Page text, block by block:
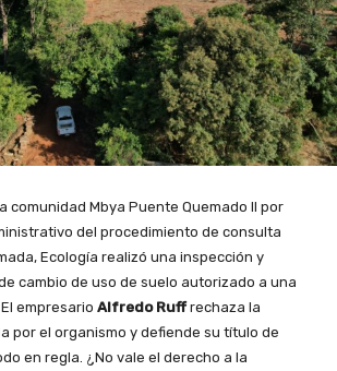
comunidad Mbya Puente Quemado II por
del procedimiento de consulta
Ecología realizó una inspección y
cambio de uso de suelo autorizado a una
empresario Alfredo Ruffrechaza la
por el organismo y defiende su título de
en regla. ¿No vale el derecho a la